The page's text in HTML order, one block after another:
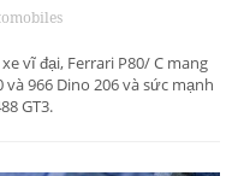
vĩ đại, Ferrari P80/ C mang
966 Dino 206 và sức mạnh
GT3.